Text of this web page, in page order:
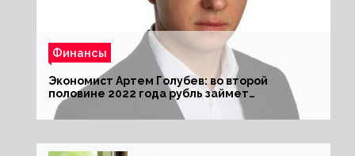
Финансы
Экономист Артем Голубев: во второй
половине 2022 года рубль займет
комфортный курс